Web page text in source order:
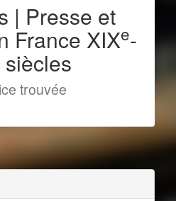
| Presse et
France XIXe-
siècles
trouvée